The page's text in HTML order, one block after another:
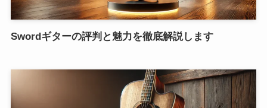
Swordギターの評判と魅力を徹底解説します